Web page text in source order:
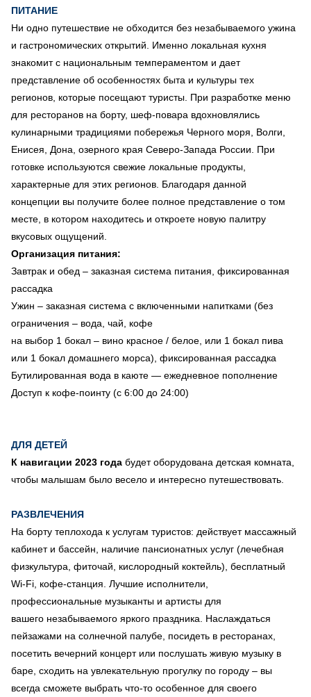
ПИТАНИЕ
Ни одно путешествие не обходится без незабываемого ужина
и гастрономических открытий. Именно локальная кухня
знакомит с национальным темпераментом и дает
представление об особенностях быта и культуры тех
регионов, которые посещают туристы. При разработке меню
для ресторанов на борту, шеф-повара вдохновлялись
кулинарными традициями побережья Черного моря, Волги,
Енисея, Дона, озерного края Северо-Запада России. При
готовке используются свежие локальные продукты,
характерные для этих регионов. Благодаря данной
концепции вы получите более полное представление о том
месте, в котором находитесь и откроете новую палитру
вкусовых ощущений.
Организация питания:
Завтрак и обед – заказная система питания, фиксированная
рассадка
Ужин – заказная система с включенными напитками (без
ограничения – вода, чай, кофе
на выбор 1 бокал – вино красное / белое, или 1 бокал пива
или 1 бокал домашнего морса), фиксированная рассадка
Бутилированная вода в каюте — ежедневное пополнение
Доступ к кофе-поинту (с 6:00 до 24:00)
ДЛЯ ДЕТЕЙ
К навигации 2023 года будет оборудована детская комната,
чтобы малышам было весело и интересно путешествовать.
РАЗВЛЕЧЕНИЯ
На борту теплохода к услугам туристов: действует массажный
кабинет и бассейн, наличие пансионатных услуг (лечебная
физкультура, фиточай, кислородный коктейль), бесплатный
Wi-Fi, кофе-станция. Лучшие исполнители,
профессиональные музыканты и артисты для
вашего незабываемого яркого праздника. Наслаждаться
пейзажами на солнечной палубе, посидеть в ресторанах,
посетить вечерний концерт или послушать живую музыку в
баре, сходить на увлекательную прогулку по городу – вы
всегда сможете выбрать что-то особенное для своего